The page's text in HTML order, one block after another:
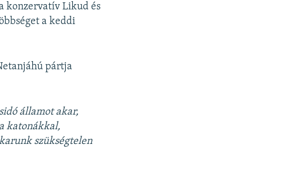
konzervatív Likud és
a keddi
pártja
államot akar,
katonákkal,
szükségtelen